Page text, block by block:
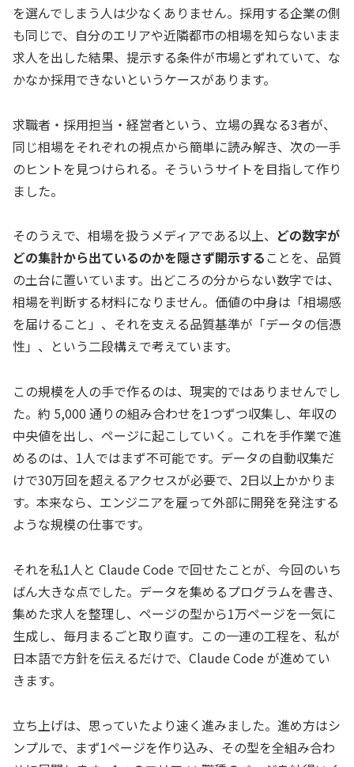
を選んでしまう人は少なくありません。採用する企業の側
も同じで、自分のエリアや近隣都市の相場を知らないまま
求人を出した結果、提示する条件が市場とずれていて、な
かなか採用できないというケースがあります。
求職者・採用担当・経営者という、立場の異なる3者が、
同じ相場をそれぞれの視点から簡単に読み解き、次の一手
のヒントを見つけられる。そういうサイトを目指して作り
ました。
そのうえで、相場を扱うメディアである以上、 どの数字が
どの集計から出ているのかを隠さず開示する ことを、品質
の土台に置いています。出どころの分からない数字では、
相場を判断する材料になりません。価値の中身は「相場感
を届けること」、それを支える品質基準が「データの信憑
性」、という二段構えで考えています。
この規模を人の手で作るのは、現実的ではありませんでし
た。約 5,000 通りの組み合わせを1つずつ収集し、年収の
中央値を出し、ページに起こしていく。これを手作業で進
めるのは、1人ではまず不可能です。データの自動収集だ
けで30万回を超えるアクセスが必要で、2日以上かかりま
す。本来なら、エンジニアを雇って外部に開発を発注する
ような規模の仕事です。
それを私1人と Claude Code で回せたことが、今回のいち
ばん大きな点でした。データを集めるプログラムを書き、
集めた求人を整理し、ページの型から1万ページを一気に
生成し、毎月まるごと取り直す。この一連の工程を、私が
日本語で方針を伝えるだけで、Claude Code が進めてい
きます。
立ち上げは、思っていたより速く進みました。進め方はシ
ンプルで、まず1ページを作り込み、その型を全組み合わ